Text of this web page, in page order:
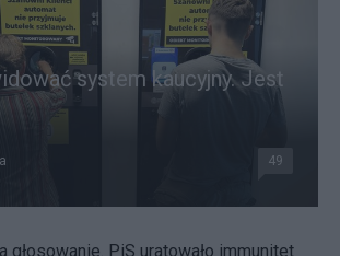
system kaucyjny. Jest
49
głosowanie. PiS uratowało immunitet